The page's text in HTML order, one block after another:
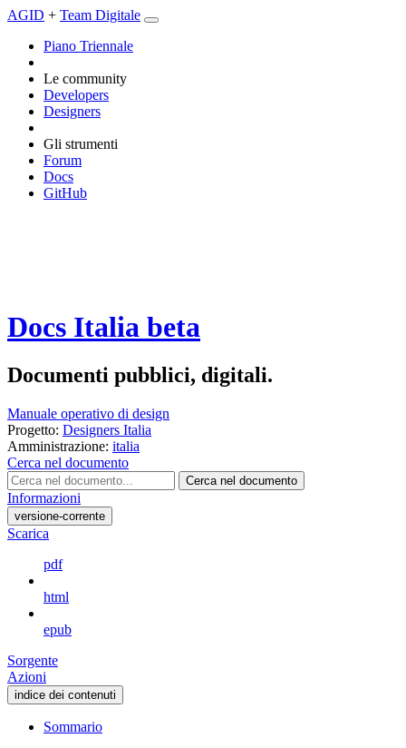
AGID + Team Digitale
Piano Triennale
Le community
Developers
Designers
Gli strumenti
Forum
Docs
GitHub
Docs Italia beta
Documenti pubblici, digitali.
Manuale operativo di design
Progetto: Designers Italia
Amministrazione: italia
Cerca nel documento
Cerca nel documento
Informazioni
versione-corrente
Scarica
pdf
html
epub
Sorgente
Azioni
indice dei contenuti
Sommario